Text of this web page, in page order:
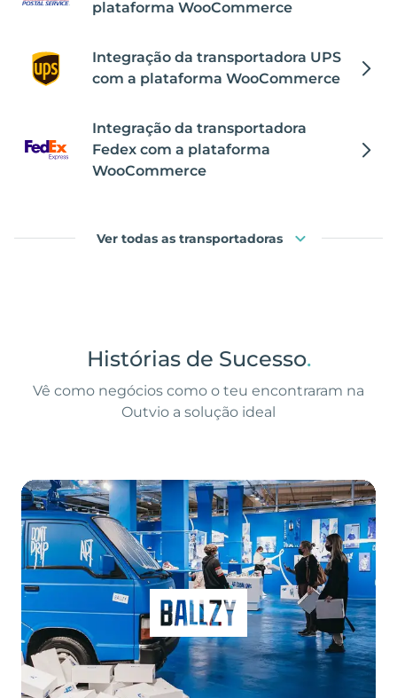
plataforma WooCommerce
Integração da transportadora UPS
com a plataforma WooCommerce
Integração da transportadora
Fedex com a plataforma
WooCommerce
Ver todas as transportadoras
Histórias de Sucesso.
Vê como negócios como o teu encontraram na
Outvio a solução ideal